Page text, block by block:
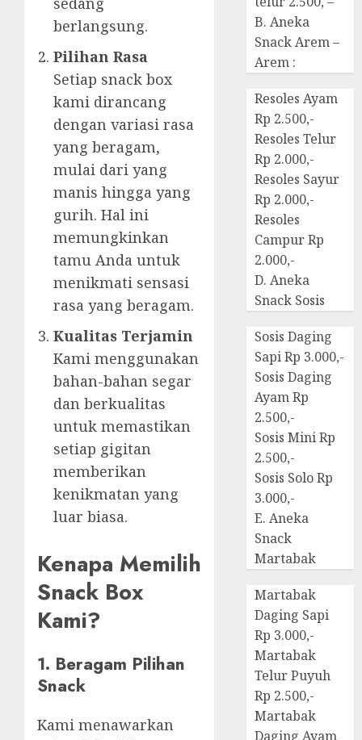
berlangsung.
Pilihan Rasa
Setiap snack box
kami dirancang
dengan variasi rasa
yang beragam,
mulai dari yang
manis hingga yang
gurih. Hal ini
memungkinkan
tamu Anda untuk
menikmati sensasi
rasa yang beragam.
Kualitas Terjamin
Kami menggunakan
bahan-bahan segar
dan berkualitas
untuk memastikan
setiap gigitan
memberikan
kenikmatan yang
luar biasa.
Kenapa Memilih
Snack Box
Kami?
1. Beragam Pilihan
Snack
Kami menawarkan
B. Aneka
Snack Arem –
Arem :
Resoles Ayam
Rp 2.500,-
Resoles Telur
Rp 2.000,-
Resoles Sayur
Rp 2.000,-
Resoles
Campur Rp
2.000,-
D. Aneka
Snack Sosis
Sosis Daging
Sapi Rp 3.000,-
Sosis Daging
Ayam Rp
2.500,-
Sosis Mini Rp
2.500,-
Sosis Solo Rp
3.000,-
E. Aneka
Snack
Martabak
Martabak
Daging Sapi
Rp 3.000,-
Martabak
Telur Puyuh
Rp 2.500,-
Martabak
Daging Ayam